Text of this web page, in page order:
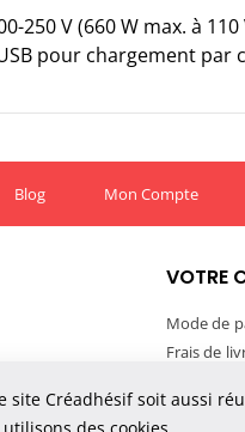
250 V (660 W max. à
pour chargement
Blog Mon Compte
VOTRE
Mode de
Frais de
Suivre
Créadhésif soit aussi